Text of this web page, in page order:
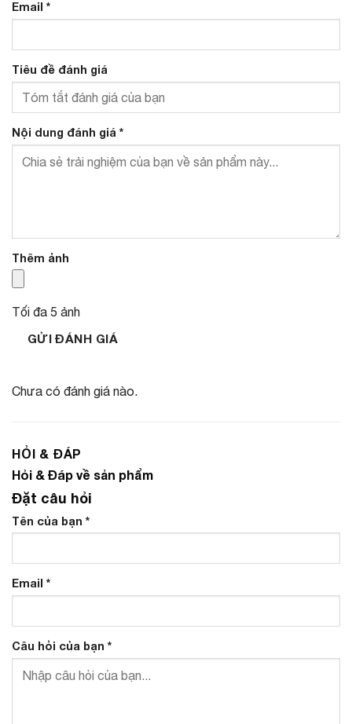
Email *
Tiêu đề đánh giá
Nội dung đánh giá *
Thêm ảnh
Tối đa 5 ảnh
GỬI ĐÁNH GIÁ
Chưa có đánh giá nào.
HỎI & ĐÁP
Hỏi & Đáp về sản phẩm
Đặt câu hỏi
Tên của bạn *
Email *
Câu hỏi của bạn *